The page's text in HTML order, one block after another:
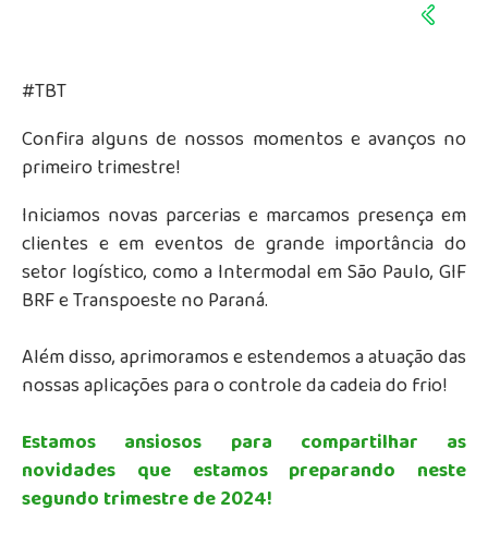
#TBT
Confira alguns de nossos momentos e avanços no
primeiro trimestre!
Iniciamos novas parcerias e marcamos presença em
clientes e em eventos de grande importância do
setor logístico, como a Intermodal em São Paulo, GIF
BRF e Transpoeste no Paraná.
Além disso, aprimoramos e estendemos a atuação das
nossas aplicações para o controle da cadeia do frio!
Estamos ansiosos para compartilhar as
novidades que estamos preparando neste
segundo trimestre de 2024!